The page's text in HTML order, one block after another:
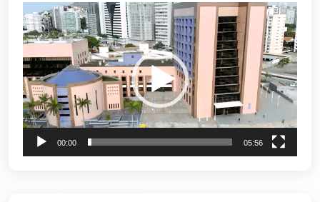
Tocador
de
vídeo
00:00 05:56